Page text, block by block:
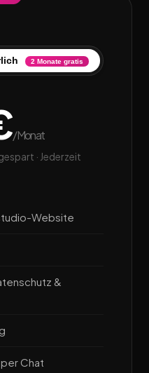
2 Monate gratis
/Monat
· Jederzeit
Website
&
Chat